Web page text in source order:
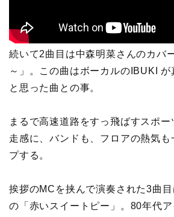
続いて2曲目は中森明菜さんのカバ
～」。この曲はボーカルのIBUKI
と思った曲との事。
まるで高速道路をすっ飛ばすスポ
走感に、バンドも、フロアの熱気も
プする。
挨拶のMCを挟んで演奏された3曲
の「赤いスイートピー」。80年代